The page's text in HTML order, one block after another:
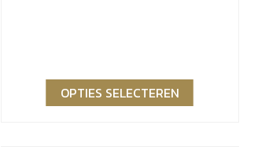
OPTIES SELECTEREN